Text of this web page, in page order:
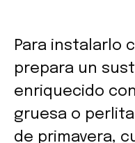
Para instalarlo
prepara un
enriquecido
gruesa o
de primavera,